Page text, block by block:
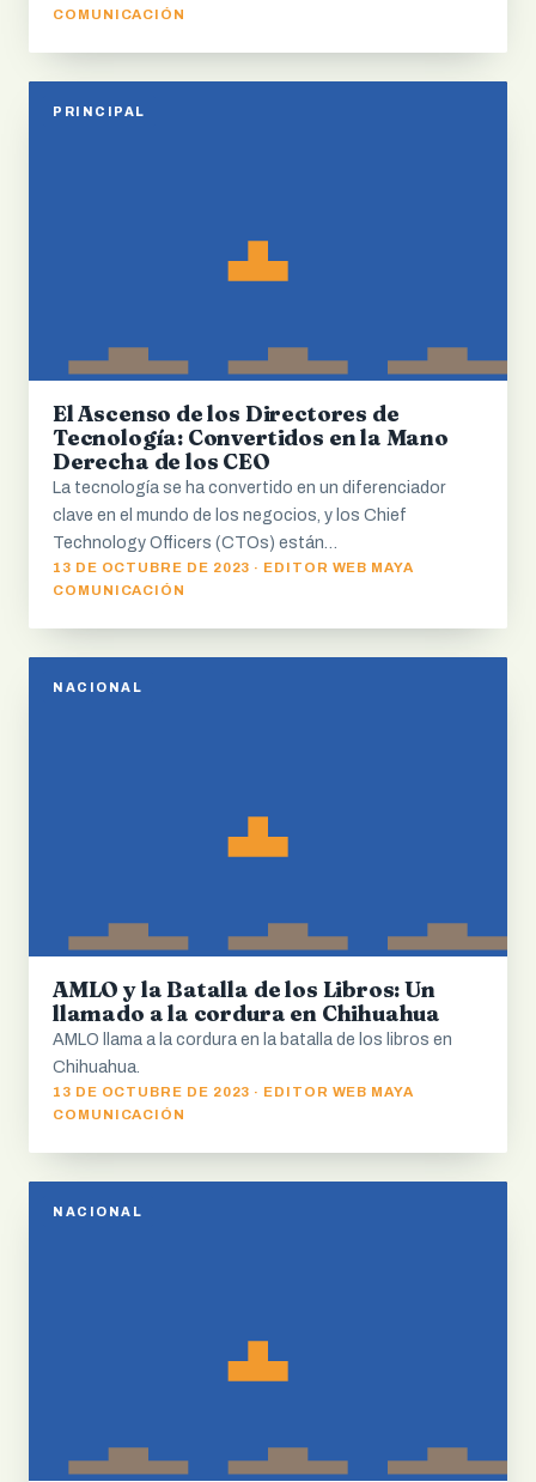
COMUNICACIÓN
PRINCIPAL
El Ascenso de los Directores de
Tecnología: Convertidos en la Mano
Derecha de los CEO
La tecnología se ha convertido en un diferenciador
clave en el mundo de los negocios, y los Chief
Technology Officers (CTOs) están…
13 DE OCTUBRE DE 2023 · EDITOR WEB MAYA
COMUNICACIÓN
NACIONAL
AMLO y la Batalla de los Libros: Un
llamado a la cordura en Chihuahua
AMLO llama a la cordura en la batalla de los libros en
Chihuahua.
13 DE OCTUBRE DE 2023 · EDITOR WEB MAYA
COMUNICACIÓN
NACIONAL